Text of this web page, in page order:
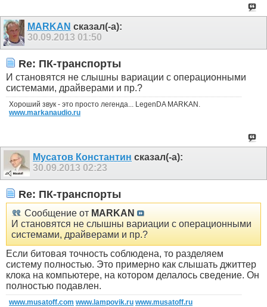
MARKAN сказал(-а):
30.09.2013 01:50
Re: ПК-транспорты
И становятся не слышны вариации с операционными
системами, драйверами и пр.?
Хороший звук - это просто легенда... LegenDA MARKAN.
www.markanaudio.ru
Мусатов Константин сказал(-а):
30.09.2013 02:23
Re: ПК-транспорты
Сообщение от MARKAN
И становятся не слышны вариации с операционными
системами, драйверами и пр.?
Если битовая точность соблюдена, то разделяем
систему полностью. Это примерно как слышать джиттер
клока на компьютере, на котором делалось сведение. Он
полностью подавлен.
www.musatoff.com www.lampovik.ru www.musatoff.ru